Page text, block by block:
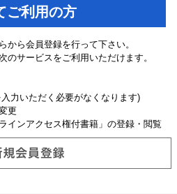
ご利用の方
から会員登録を行って下さい。
のサービスをご利用いただけます。
力いただく必要がなくなります)
更
インアクセス権付書籍」の登録・閲覧